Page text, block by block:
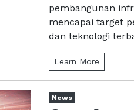
pembangunan
mencapai target
dan teknologi
Learn More
News